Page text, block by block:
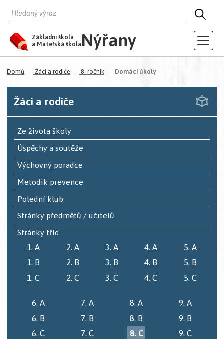
HLEDAT
Základní škola
a Mateřská škola Nýřany
Domů Žáci a rodiče 8. ročník Domácí úkoly(aktuální)
Žáci a rodiče
Ze života školy
Úspěchy a soutěže
Výchovný poradce
Metodik prevence
Polední klub
Stránky předmětů / učitelů
Stránky tříd
1. A
1. B
1. C
2. A
2. B
2. C
3. A
3. B
3. C
4. A
4. B
4. C
5. A
5. B
5. C
6. A
6. B
6. C
7. A
7. B
7. C
8. A
8. B
8. C
9. A
9. B
9. C